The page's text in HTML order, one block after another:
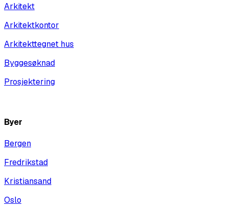
Arkitekt
Arkitektkontor
Arkitekttegnet hus
Byggesøknad
Prosjektering
Byer
Bergen
Fredrikstad
Kristiansand
Oslo